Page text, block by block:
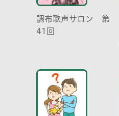
調布歌声サロン 第
41回